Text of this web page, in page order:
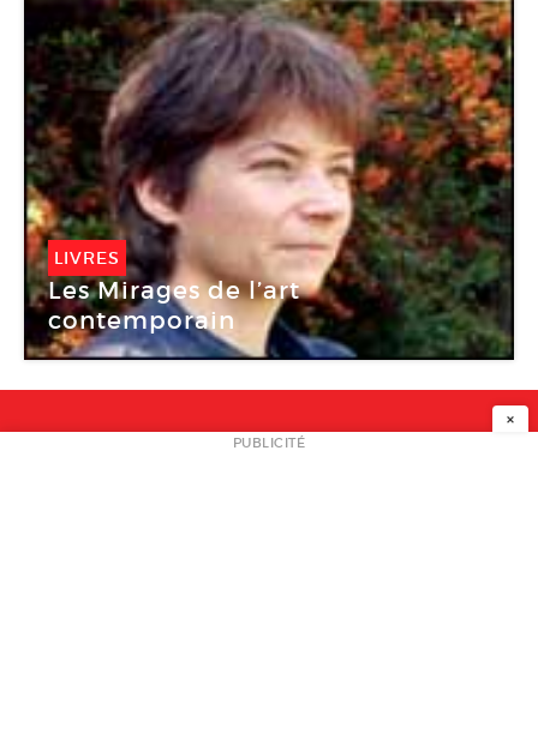
LIVRES
Les Mirages de l’art
contemporain
NEWSLETTER
×
PUBLICITÉ